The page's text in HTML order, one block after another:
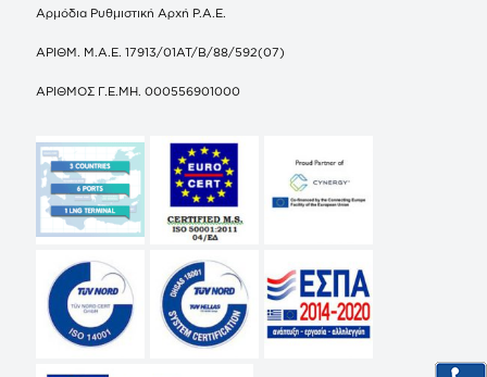
Αρμόδια Ρυθμιστική Αρχή Ρ.Α.Ε.
ΑΡΙΘΜ. Μ.Α.Ε. 17913/01ΑΤ/Β/88/592(07)
ΑΡΙΘΜΟΣ Γ.Ε.ΜΗ. 000556901000